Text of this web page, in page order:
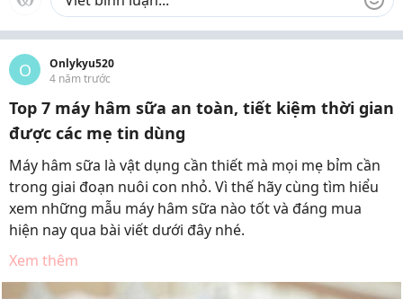
O
Onlykyu520
4 năm trước
Top 7 máy hâm sữa an toàn, tiết kiệm thời gian
được các mẹ tin dùng
Máy hâm sữa là vật dụng cần thiết mà mọi mẹ bỉm cần
trong giai đoạn nuôi con nhỏ. Vì thế hãy cùng tìm hiểu
xem những mẫu máy hâm sữa nào tốt và đáng mua
hiện nay qua bài viết dưới đây nhé.
Xem thêm